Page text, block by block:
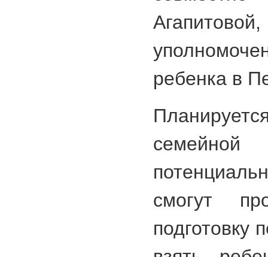
ребенка в
смогут
подготовку